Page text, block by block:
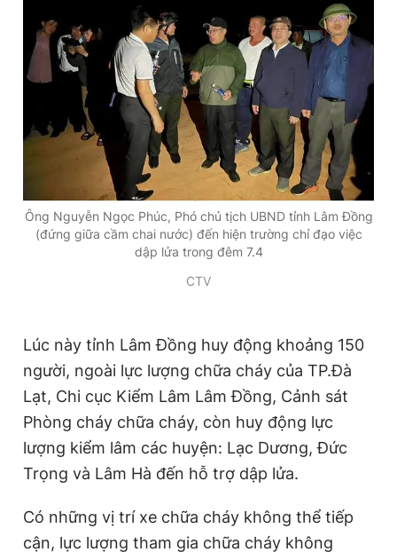
Ông Nguyễn Ngọc Phúc, Phó chủ tịch UBND tỉnh Lâm Đồng
(đứng giữa cầm chai nước) đến hiện trường chỉ đạo việc
dập lửa trong đêm 7.4
CTV
Lúc này tỉnh Lâm Đồng huy động khoảng 150
người, ngoài lực lượng chữa cháy của TP.Đà
Lạt, Chi cục Kiểm Lâm Lâm Đồng, Cảnh sát
Phòng cháy chữa cháy, còn huy động lực
lượng kiểm lâm các huyện: Lạc Dương, Đức
Trọng và Lâm Hà đến hỗ trợ dập lửa.
Có những vị trí xe chữa cháy không thể tiếp
cận, lực lượng tham gia chữa cháy không